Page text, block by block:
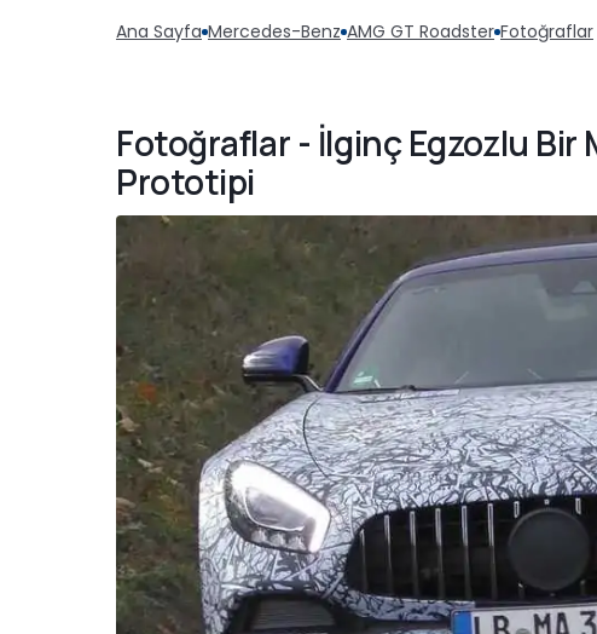
Ana Sayfa Mercedes-Benz AMG GT Roadster Fotoğraflar
Fotoğraflar - İlginç Egzozlu Bir
Prototipi